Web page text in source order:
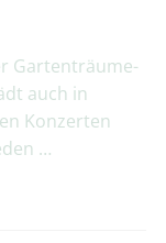
Gartenträume-
auch in
Konzerten
…